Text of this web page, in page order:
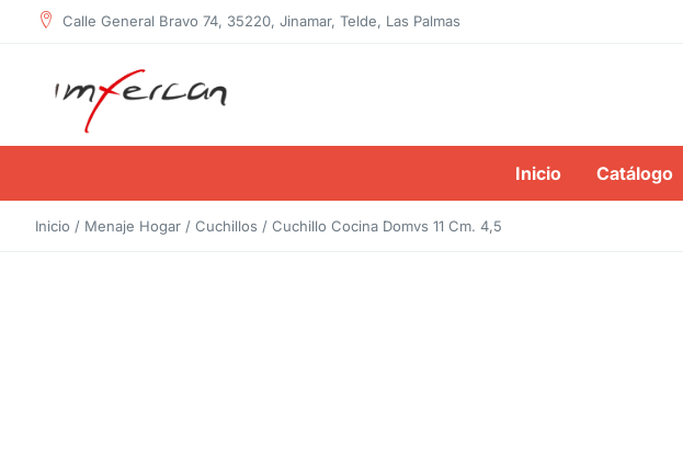
contenidoCalle General Bravo 74, 35220, Jinamar, Telde, Las Palmas
Inicio Catálogo
Inicio / Menaje Hogar / Cuchillos / Cuchillo Cocina Domvs 11 Cm. 4,5